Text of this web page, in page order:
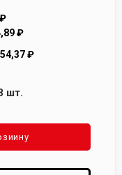
₽
₽
₽
шт.